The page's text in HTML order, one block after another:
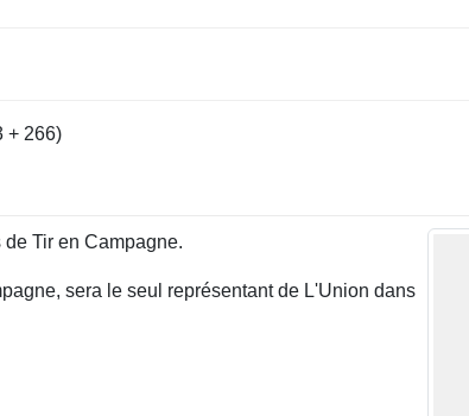
+ 266)
Tir en Campagne.
sera le seul représentant de L'Union dans